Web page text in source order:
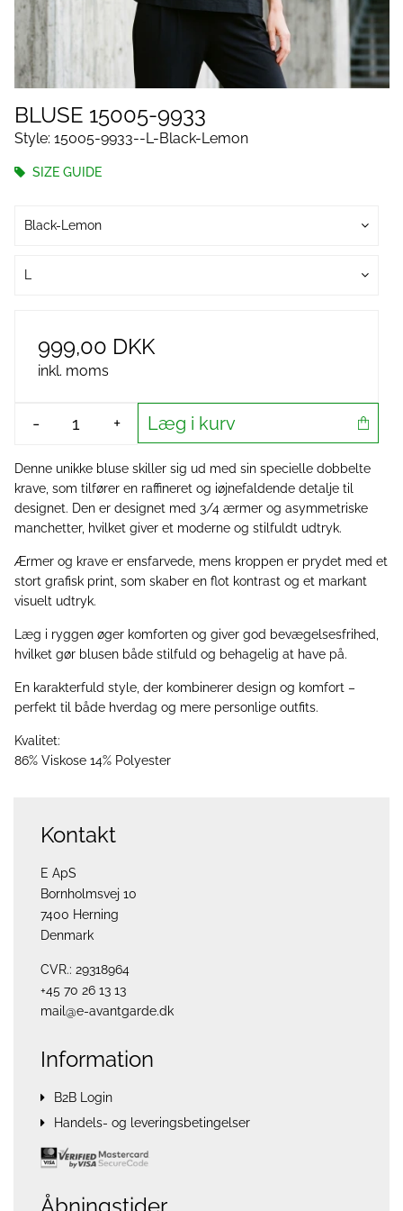
BLUSE 15005-9933
Style: 15005-9933--L-Black-Lemon
SIZE GUIDE
Black-Lemon
999,00 DKK
inkl. moms
- + Læg i kurv
Denne unikke bluse skiller sig ud med sin specielle dobbelte
krave, som tilfører en raffineret og iøjnefaldende detalje til
designet. Den er designet med 3/4 ærmer og asymmetriske
manchetter, hvilket giver et moderne og stilfuldt udtryk.
Ærmer og krave er ensfarvede, mens kroppen er prydet med et
stort grafisk print, som skaber en flot kontrast og et markant
visuelt udtryk.
Læg i ryggen øger komforten og giver god bevægelsesfrihed,
hvilket gør blusen både stilfuld og behagelig at have på.
En karakterfuld style, der kombinerer design og komfort –
perfekt til både hverdag og mere personlige outfits.
Kvalitet:
86% Viskose 14% Polyester
Kontakt
E ApS
Bornholmsvej 10
7400 Herning
Denmark
CVR.: 29318964
+45 70 26 13 13
mail@e-avantgarde.dk
Information
B2B Login
Handels- og leveringsbetingelser